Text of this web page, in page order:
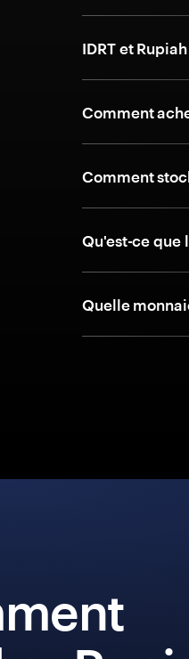
IDRT et
Comment
Comment
Qu'est-ce que
Quelle